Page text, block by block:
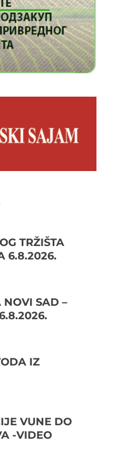
TRŽIŠTA
6.8.2026.
NOVI SAD –
IZ
VUNE DO
-VIDEO